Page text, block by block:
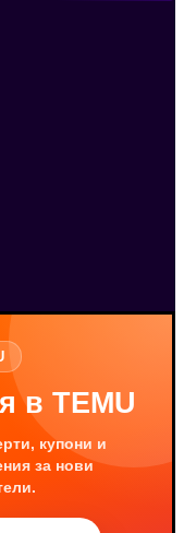
в TEMU
купони и
за нови